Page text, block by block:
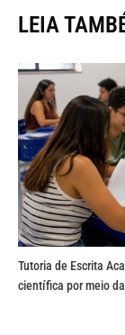
LEIA
Tutoria de Escrita
científica por meio